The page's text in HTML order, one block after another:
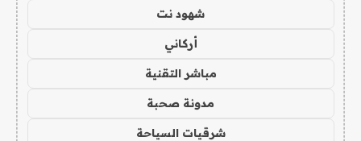
شهود نت
أركاني
مباشر التقنية
مدونة صحبة
شرقيات السياحة